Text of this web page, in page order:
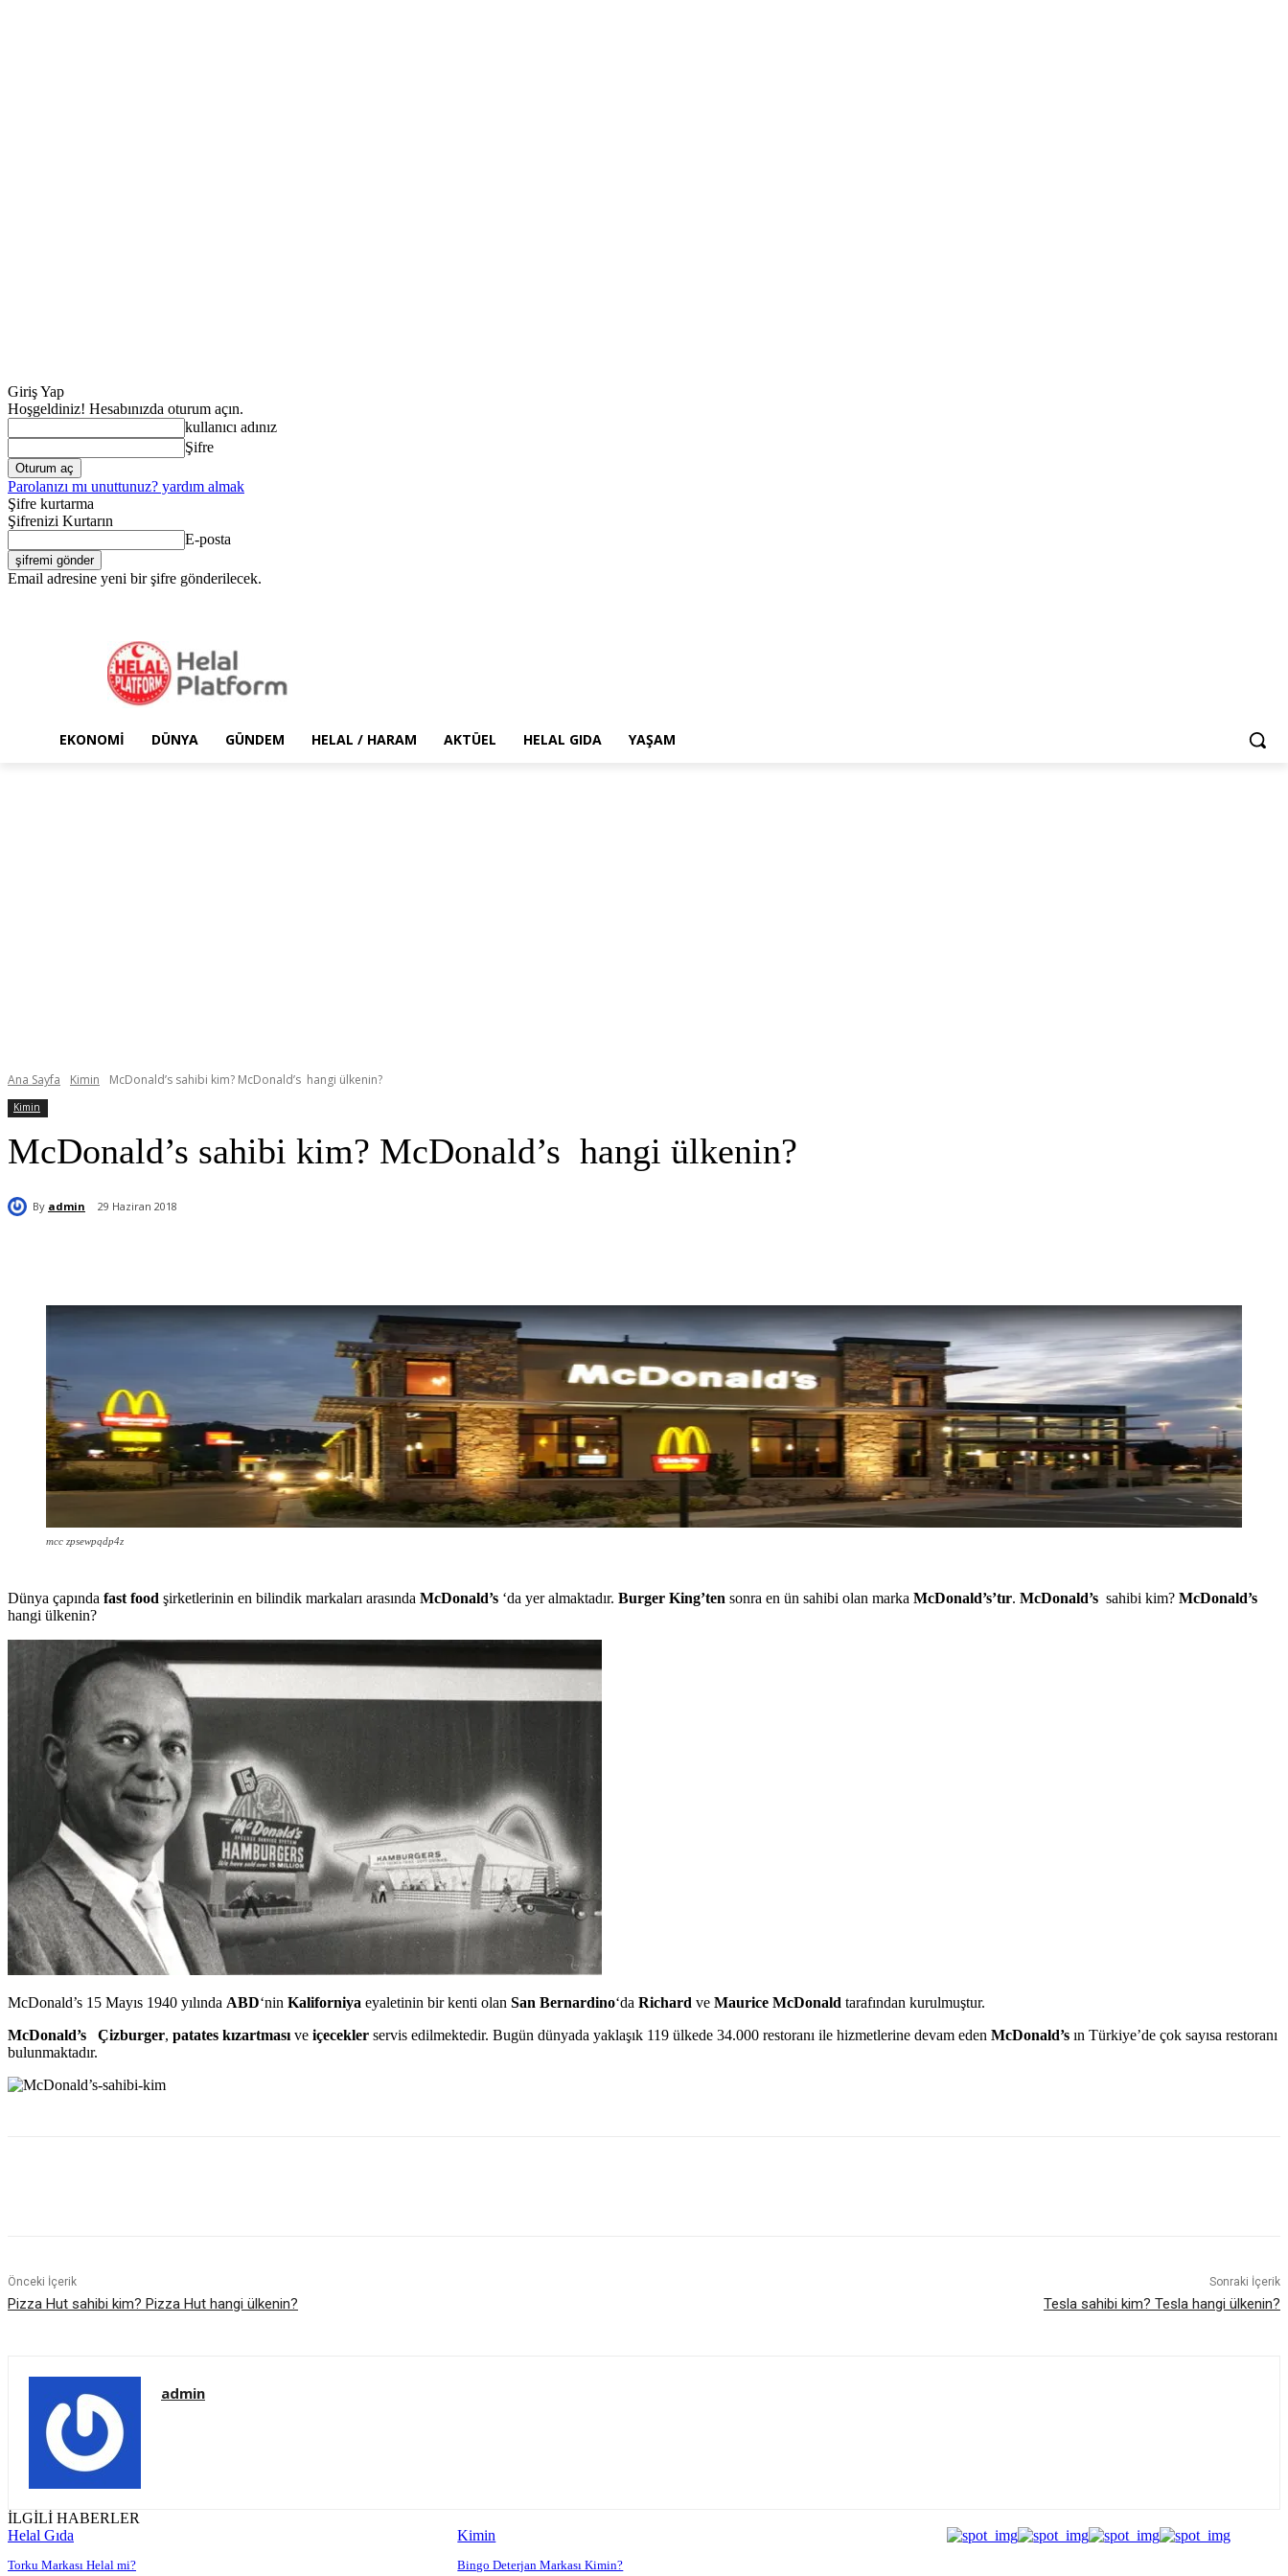
Giriş Yap
Hoşgeldiniz! Hesabınızda oturum açın.
kullanıcı adınız
Şifre
Parolanızı mı unuttunuz? yardım almak
Şifre kurtarma
Şifrenizi Kurtarın
E-posta
Email adresine yeni bir şifre gönderilecek.
EKONOMI DÜNYA GÜNDEM HELAL / HARAM AKTÜEL HELAL GIDA YAŞAM
Ana Sayfa Kimin McDonald’s sahibi kim? McDonald’s hangi ülkenin?
Kimin
McDonald’s sahibi kim? McDonald’s hangi ülkenin?
By admin 29 Haziran 2018
mcc zpsewpqdp4z
Dünya çapında fast food şirketlerinin en bilindik markaları arasında McDonald’s ‘da yer almaktadır. Burger King’ten sonra en ün sahibi olan marka McDonald’s’tır. McDonald’s sahibi kim? McDonald’s
hangi ülkenin?
McDonald’s 15 Mayıs 1940 yılında ABD‘nin Kaliforniya eyaletinin bir kenti olan San Bernardino‘da Richard ve Maurice McDonald tarafından kurulmuştur.
McDonald’s Çizburger, patates kızartması ve içecekler servis edilmektedir. Bugün dünyada yaklaşık 119 ülkede 34.000 restoranı ile hizmetlerine devam eden McDonald’s ın Türkiye’de çok sayısa restoranı
bulunmaktadır.
Önceki İçerik
Pizza Hut sahibi kim? Pizza Hut hangi ülkenin?
Sonraki İçerik
Tesla sahibi kim? Tesla hangi ülkenin?
admin
İLGİLİ HABERLER
Helal Gıda
Torku Markası Helal mi?
Kimin
Bingo Deterjan Markası Kimin?